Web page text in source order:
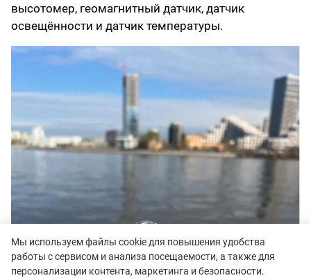
высотомер, геомагнитный датчик, датчик
освещённости и датчик температуры.
Мы используем файлы cookie для повышения удобства
работы с сервисом и анализа посещаемости, а также для
персонализации контента, маркетинга и безопасности.